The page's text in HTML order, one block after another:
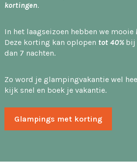
kortingen.
In het laagseizoen hebben we mooie
Deze korting kan oplopen tot 40% bij
dan 7 nachten.
Zo word je glampingvakantie wel
kijk snel en boek je vakantie.
Glampings met korting